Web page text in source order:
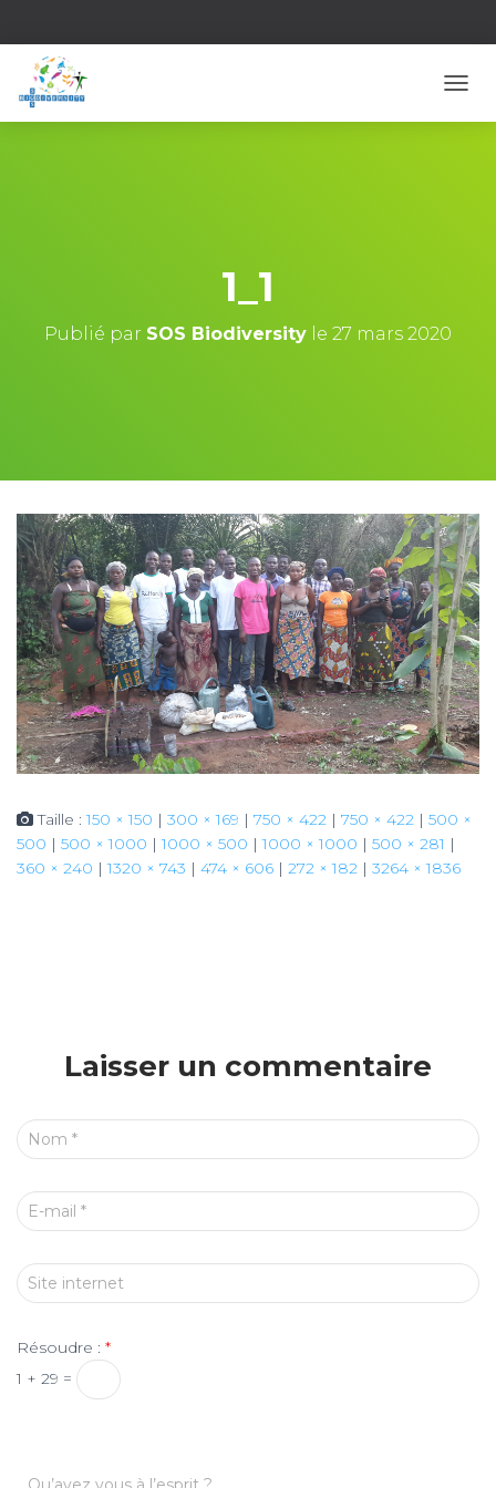
É
N
1_1
Publié par SOS Biodiversity le 27 mars 2020
Taille :150 × 150 | 300 × 169 | 750 × 422 | 750 × 422 | 500 ×
500 | 500 × 1000 | 1000 × 500 | 1000 × 1000 | 500 × 281 |
360 × 240 | 1320 × 743 | 474 × 606 | 272 × 182 | 3264 × 1836
Laisser un commentaire
Nom *
E-mail *
Site internet
Résoudre : *
1 + 29 =